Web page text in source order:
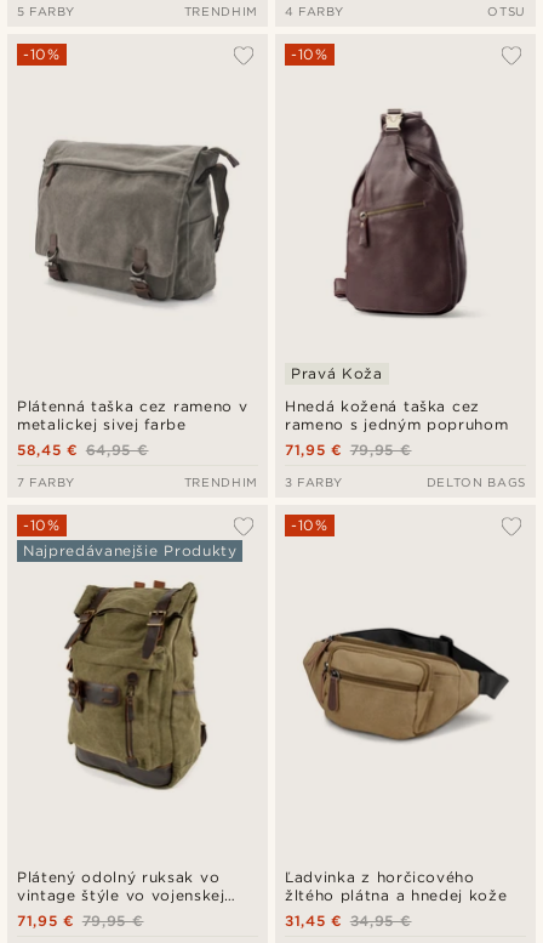
5 FARBY TRENDHIM 4 FARBY OTSU
Plátenná taška cez rameno v
metalickej sivej farbe
-10%
64,95 €
58,45 €
7 FARBY TRENDHIM
Hnedá kožená taška cez
rameno s jedným popruhom
-10%
Pravá Koža
79,95 €
71,95 €
3 FARBY DELTON BAGS
Plátený odolný ruksak vo
vintage štýle vo vojenskej
zelenej farbe s koženými
detailmi
-10%
Najpredávanejšie Produkty
79,95 €
71,95 €
Ľadvinka z horčicového
žltého plátna a hnedej kože
-10%
34,95 €
31,45 €